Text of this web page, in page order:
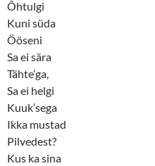
w
i
n
d
o
w
)
Õhtulgi
Kuni süda
Ööseni
Sa ei sära
Tähte’ga,
Sa ei helgi
Kuuk’sega
Ikka mustad
Pilvedest?
Kus ka sina